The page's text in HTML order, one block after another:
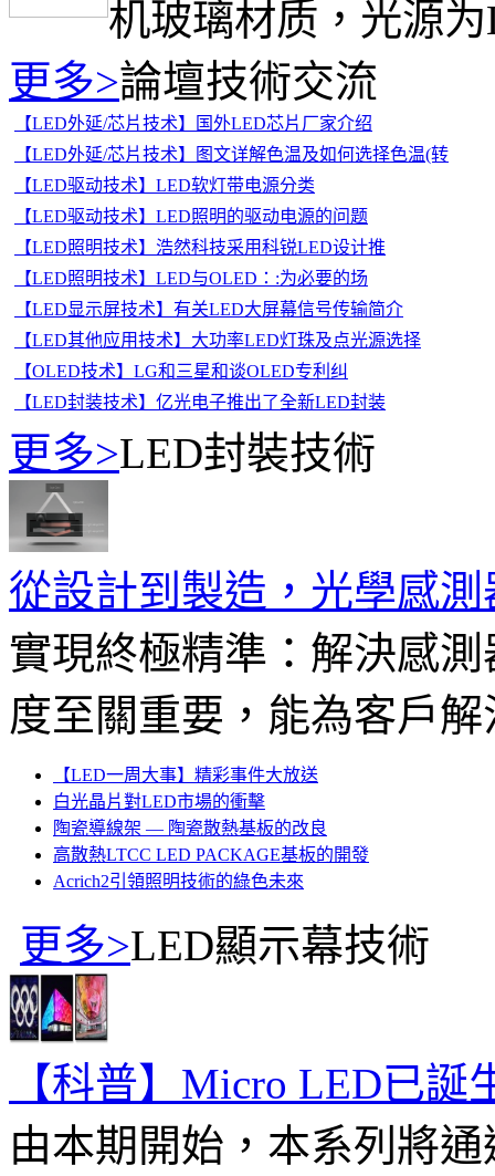
机玻璃材质，光源
更多>論壇技術交流
【LED外延/芯片技术】国外LED芯片厂家介绍
【LED外延/芯片技术】图文详解色温及如何选择色温(转
【LED驱动技术】LED软灯带电源分类
【LED驱动技术】LED照明的驱动电源的问题
【LED照明技术】浩然科技采用科锐LED设计推
【LED照明技术】LED与OLED：:为必要的场
【LED显示屏技术】有关LED大屏幕信号传输简介
【LED其他应用技术】大功率LED灯珠及点光源选择
【OLED技术】LG和三星和谈OLED专利纠
【LED封装技术】亿光电子推出了全新LED封装
更多>LED封裝技術
從設計到製造，光學感
實現終極精準：解決感
度至關重要，能為客戶
【LED一周大事】精彩事件大放送
白光晶片對LED市場的衝擊
陶瓷導線架 — 陶瓷散熱基板的改良
高散熱LTCC LED PACKAGE基板的開發
Acrich2引領照明技術的綠色未來
更多>LED顯示幕技術
【科普】Micro LED已誕
由本期開始，本系列將